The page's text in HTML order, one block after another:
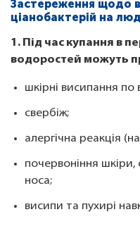
Застереження щодо
ціанобактерій на
1. Під час купання в
водоростей можуть
шкірні висипання по
свербіж;
алергічна реакція
почервоніння
носа;
висипи та пухирі